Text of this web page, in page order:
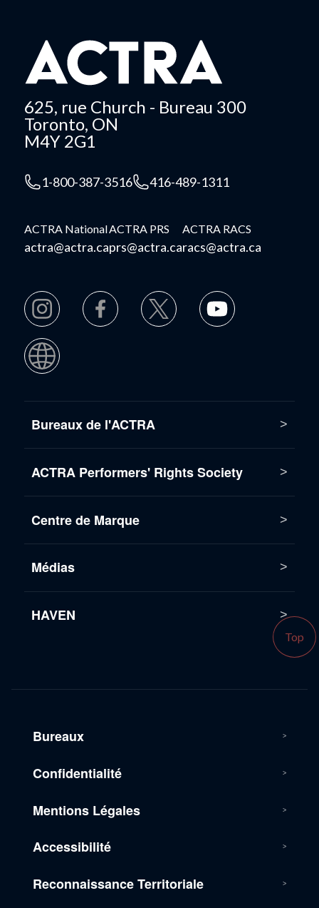
Top
625, rue Church - Bureau 300
Toronto, ON
M4Y 2G1
1-800-387-3516 416-489-1311
ACTRA National
actra@actra.ca
ACTRA PRS
prs@actra.ca
ACTRA RACS
racs@actra.ca
Bureaux de l'ACTRA
ACTRA Performers' Rights Society
Centre de Marque
Médias
HAVEN
Bureaux
Confidentialité
Mentions Légales
Accessibilité
Reconnaissance Territoriale